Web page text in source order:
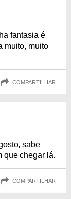
fantasia é
muito, muito
COMPARTILHAR
sabe
que chegar lá.
COMPARTILHAR